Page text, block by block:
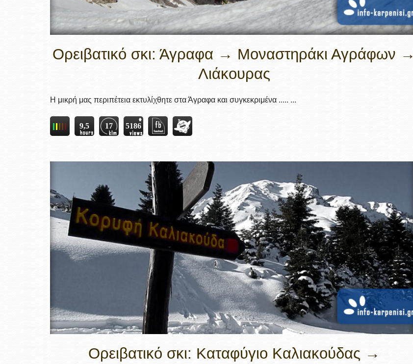
Ορειβατικό σκι: Άγραφα → Μοναστηράκι Αγράφων →
Λιάκουρας
Η μικρή μας περιπέτεια εκτυλίχθητε στα Άγραφα και συγκεκριμένα ..... ...
9,5 17 5186
Ορειβατικό σκι: Καταφύγιο Καλιακούδας →